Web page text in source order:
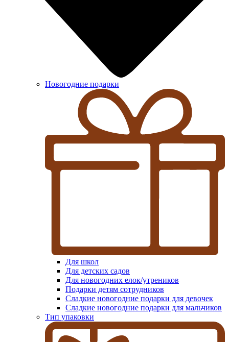
Новогодние подарки
Для школ
Для детских садов
Для новогодних елок/утреников
Подарки детям сотрудников
Сладкие новогодние подарки для девочек
Сладкие новогодние подарки для мальчиков
Тип упаковки